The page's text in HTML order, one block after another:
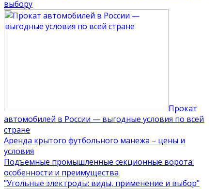
выбору
Прокат
автомобилей в России — выгодные условия по всей
стране
Аренда крытого футбольного манежа – цены и
условия
Подъемные промышленные секционные ворота:
особенности и преимущества
"Угольные электроды: виды, применение и выбор"